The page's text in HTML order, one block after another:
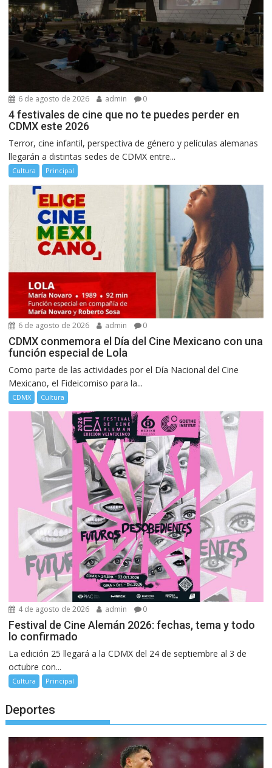
6 de agosto de 2026 admin 0
4 festivales de cine que no te puedes perder en
CDMX este 2026
Terror, cine infantil, perspectiva de género y películas alemanas
llegarán a distintas sedes de CDMX entre...
Cultura Principal
6 de agosto de 2026 admin 0
CDMX conmemora el Día del Cine Mexicano con una
función especial de Lola
Como parte de las actividades por el Día Nacional del Cine
Mexicano, el Fideicomiso para la...
CDMX Cultura
4 de agosto de 2026 admin 0
Festival de Cine Alemán 2026: fechas, tema y todo
lo confirmado
La edición 25 llegará a la CDMX del 24 de septiembre al 3 de
octubre con...
Cultura Principal
Deportes